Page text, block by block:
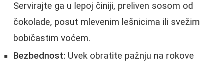
Servirajte ga u lepoj činiji, preliven sosom od
čokolade, posut mlevenim lešnicima ili svežim
bobičastim voćem.
Bezbednost: Uvek obratite pažnju na rokove